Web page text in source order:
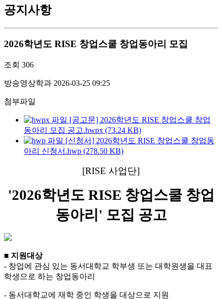
공지사항
2026학년도 RISE 창업스쿨 창업동아리 모집
조회 306
방송영상학과 2026-03-25 09:25
첨부파일
[공고문] 2026학년도 RISE 창업스쿨 창업
동아리 모집 공고.hwpx (73.24 KB)
[신청서] 2026학년도 RISE 창업스쿨 창업동
아리 신청서.hwp (278.50 KB)
[RISE 사업단]
'2026학년도 RISE 창업스쿨 창업
동아리' 모집 공고
■ 지원대상
- 창업에 관심 있는 동서대학교 학부생 또는 대학원생을 대표
학생으로 하는 창업동아리
- 동서대학교에 재학 중인 학생을 대상으로 지원